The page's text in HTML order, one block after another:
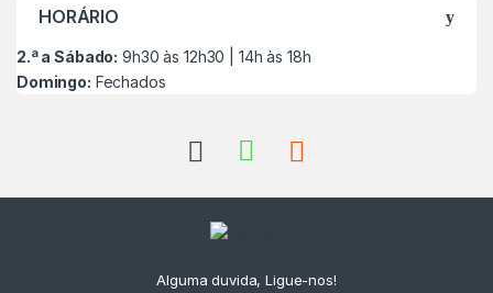
HORÁRIO
2.ª a Sábado: 9h30 às 12h30 | 14h às 18h
Domingo: Fechados
Alguma duvida, Ligue-nos!